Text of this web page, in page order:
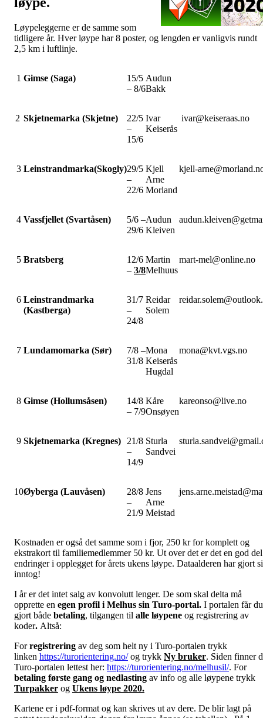
Løypeleggerne er de samme som
tidligere år. Hver løype har 8 poster, og lengden er vanligvis rundt
2,5 km i luftlinje.
1 Gimse (Saga)
15/5
– 8/6
Audun
Bakk
2 Skjetnemarka (Skjetne)
22/5
–
15/6
Ivar
Keiserås
ivar@keiseraas.no
3 Leinstrandmarka(Skogly)29/5
–
22/6
Kjell
Arne
Morland
kjell-
4 Vassfjellet (Svartåsen)
5/6 –
29/6
Audun
Kleiven
5 Bratsberg
12/6
– 3/8
Martin
Melhuus
mart-mel@online.no
6 Leinstrandmarka
(Kastberga)
31/7
–
24/8
Reidar
Solem
7 Lundamomarka (Sør)
7/8 –
31/8
Mona
Keiserås
Hugdal
mona@kvt.vgs.no
8 Gimse (Hollumsåsen)
14/8
– 7/9
Kåre
Onsøyen
kareonso@live.no
9 Skjetnemarka (Kregnes)
21/8
–
14/9
Sturla
Sandvei
10Øyberga (Lauvåsen)
28/8
–
21/9
Jens
Arne
Meistad
Kostnaden er også det samme som i fjor, 250 kr for komplett og
ekstrakort til familiemedlemmer 50 kr. Ut over det er det en god del
endringer i opplegget for årets ukens løype. Dataalderen har gjort
inntog!
I år er det intet salg av konvolutt lenger. De som skal delta må
opprette en egen profil i Melhus sin Turo-portal. I portalen får du
gjort både betaling, tilgangen til alle løypene og registrering av
koder. Altså:
Forregistrering av deg som helt ny i Turo-portalen trykk
linken https://turorientering.no/og trykk Ny bruker. Siden finner
Turo-portalen lettest her: https://turorientering.no/melhusil/. For
betaling første gang og nedlasting av info og alle løypene trykk
Turpakker og Ukens løype 2020.
Kartene er i pdf-format og kan skrives ut av dere. De blir lagt på